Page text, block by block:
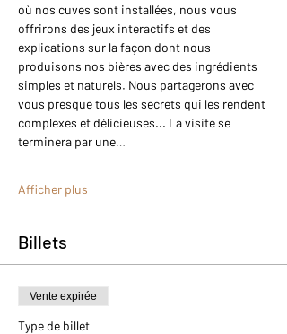
où nos cuves sont installées, nous vous
offrirons des jeux interactifs et des
explications sur la façon dont nous
produisons nos bières avec des ingrédients
simples et naturels. Nous partagerons avec
vous presque tous les secrets qui les rendent
complexes et délicieuses... La visite se
terminera par une…
Afficher plus
Billets
Vente expirée
Type de billet